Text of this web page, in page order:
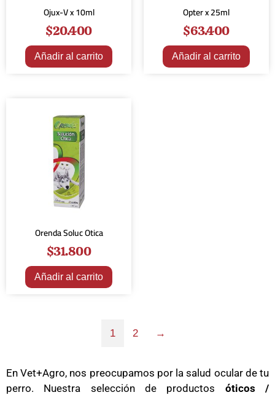
Ojux-V x 10ml
$20.400
Añadir al carrito
Opter x 25ml
$63.400
Añadir al carrito
Orenda Soluc Otica
$31.800
Añadir al carrito
1 2 →
En Vet+Agro, nos preocupamos por la salud ocular de tu
perro. Nuestra selección de productos óticos /